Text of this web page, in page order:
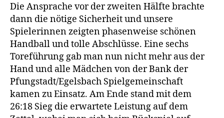
Die Ansprache vor der zweiten Hälfte brachte
dann die nötige Sicherheit und unsere
Spielerinnen zeigten phasenweise schönen
Handball und tolle Abschlüsse. Eine sechs
Toreführung gab man nun nicht mehr aus der
Hand und alle Mädchen von der Bank der
Pfungstadt/Egelsbach Spielgemeinschaft
kamen zu Einsatz. Am Ende stand mit dem
26:18 Sieg die erwartete Leistung auf dem